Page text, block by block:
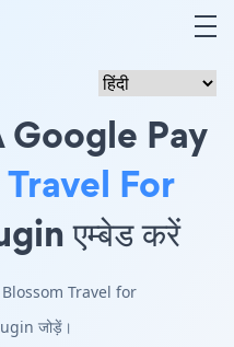
Google Pay
For
एम्बेड करें
के Blossom Travel for
जोड़ें।